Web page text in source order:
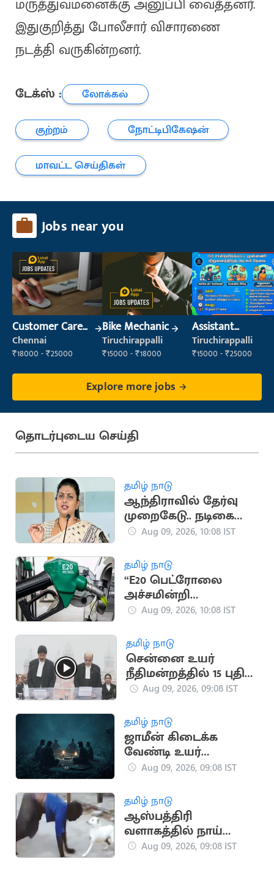
மருத்துவமனைக்கு அனுப்பி வைத்தனர்.
இதுகுறித்து போலீசார் விசாரணை
நடத்தி வருகின்றனர்.
டேக்ஸ் :
லோக்கல்
குற்றம்
நோட்டிபிகேஷன்
மாவட்ட செய்திகள்
Jobs near you
Customer Care
Executive
Chennai
₹18000 - ₹25000
Bike Mechanic
Tiruchirappalli
₹15000 - ₹18000
Assistant
Manager
Tiruchirappalli
₹15000 - ₹25000
Explore more jobs
தொடர்புடைய செய்தி
தமிழ் நாடு
ஆந்திராவில் தேர்வு
முறைகேடு.. நடிகை
ரோஜா
Aug 09, 2026, 10:08 IST
தமிழ் நாடு
“E20 பெட்ரோலை
அச்சமின்றி
பயன்படுத்தலாம்” -
நிறுவனங்கள் உறுதி
Aug 09, 2026, 10:08 IST
தமிழ் நாடு
சென்னை உயர்
நீதிமன்றத்தில் 15 புதிய
நீதிபதிகள் பதவியேற்பு
Aug 09, 2026, 09:08 IST
தமிழ் நாடு
ஜாமீன் கிடைக்க
வேண்டி உயர்
நீதிமன்ற நீதிபதிக்கு
Aug 09, 2026, 09:08 IST
தமிழ் நாடு
ஆஸ்பத்திரி
வளாகத்தில் நாய்
போல் ஓடிய நபர்:
Aug 09, 2026, 09:08 IST